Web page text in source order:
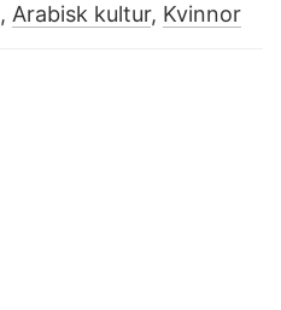
, Arabisk kultur, Kvinnor